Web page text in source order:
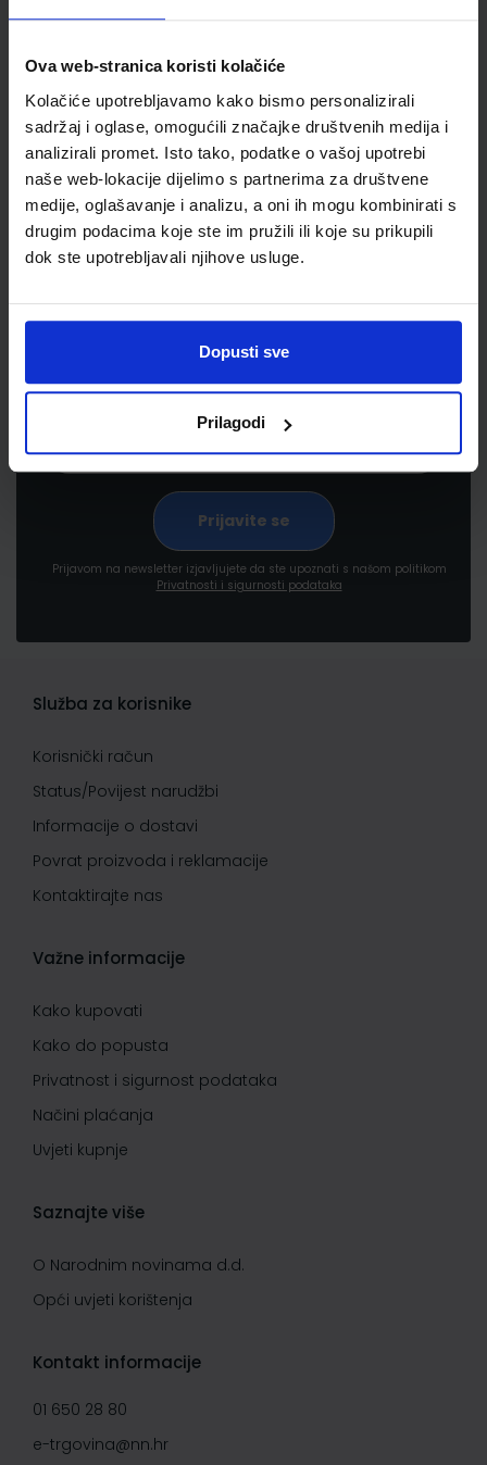
Ova web-stranica koristi kolačiće
Kolačiće upotrebljavamo kako bismo personalizirali
sadržaj i oglase, omogućili značajke društvenih medija i
analizirali promet. Isto tako, podatke o vašoj upotrebi
naše web-lokacije dijelimo s partnerima za društvene
medije, oglašavanje i analizu, a oni ih mogu kombinirati s
drugim podacima koje ste im pružili ili koje su prikupili
dok ste upotrebljavali njihove usluge.
Dopusti sve
Prilagodi
proizvodima i uslugama, akcijama i drugim
pogodnostima
Prijavom na newsletter izjavljujete da ste upoznati s našom politikom
Privatnosti i sigurnosti podataka
Služba za korisnike
Korisnički račun
Status/Povijest narudžbi
Informacije o dostavi
Povrat proizvoda i reklamacije
Kontaktirajte nas
Važne informacije
Kako kupovati
Kako do popusta
Privatnost i sigurnost podataka
Načini plaćanja
Uvjeti kupnje
Saznajte više
O Narodnim novinama d.d.
Opći uvjeti korištenja
Kontakt informacije
01 650 28 80
e-trgovina@nn.hr